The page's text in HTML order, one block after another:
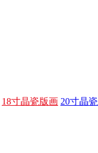
18寸晶瓷版画 20寸晶